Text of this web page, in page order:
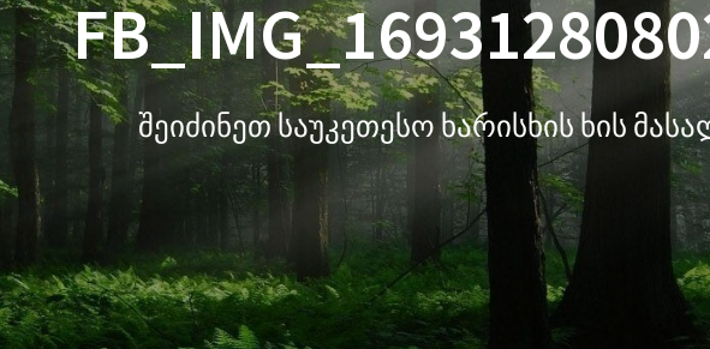
შეიძინეთ საუკეთესო ხარისხის ხის